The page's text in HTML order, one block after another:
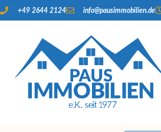
+49 2644 2124 info@pausimmobilien.de